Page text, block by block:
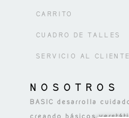
CARRITO
CUADRO DE TALLES
SERVICIO AL CLIENTE
NOSOTROS
BASIC desarrolla